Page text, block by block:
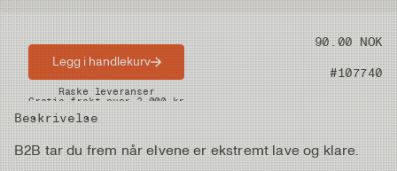
Pris 90.00 NOK
Artikkelnummer #107740
Beskrivelse
B2B tar du frem når elvene er ekstremt lave og klare.
Legg i handlekurv
Raske leveranser
Gratis frakt over 2.000 kr